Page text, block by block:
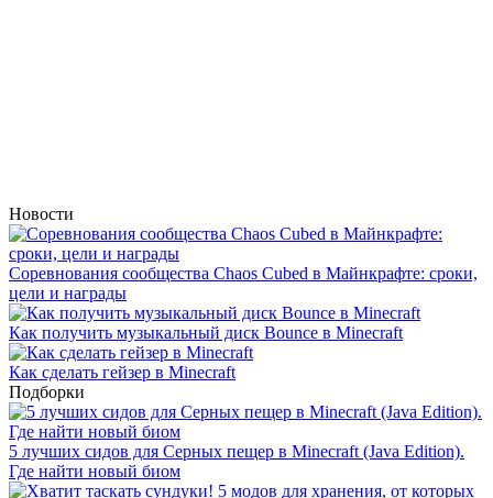
Новости
Соревнования сообщества Chaos Cubed в Майнкрафте: сроки,
цели и награды
Как получить музыкальный диск Bounce в Minecraft
Как сделать гейзер в Minecraft
Подборки
5 лучших сидов для Серных пещер в Minecraft (Java Edition).
Где найти новый биом